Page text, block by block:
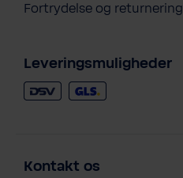
Fortrydelse og returnering
Leveringsmuligheder
Kontakt os